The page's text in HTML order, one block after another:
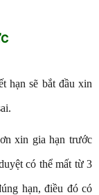
hạn sẽ bắt đầu xin
xin gia hạn trước
có thể mất từ ​​3
hạn, điều đó có